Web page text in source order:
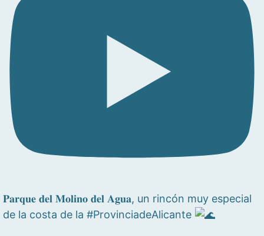
𝐏𝐚𝐫𝐪𝐮𝐞 𝐝𝐞𝐥 𝐌𝐨𝐥𝐢𝐧𝐨 𝐝𝐞𝐥 𝐀𝐠𝐮𝐚, un rincón muy especial
de la costa de la #ProvinciadeAlicante